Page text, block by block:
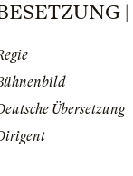
|
Übersetzung